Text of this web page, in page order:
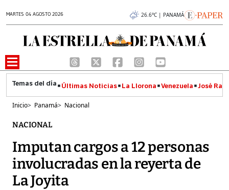
MARTES 04 AGOSTO 2026 26.6°C | PANAMÁ
Últimas Noticias La Llorona Venezuela José
Inicio> Panamá> Nacional
NACIONAL
Imputan cargos a 12 personas
involucradas en la reyerta de
La Joyita